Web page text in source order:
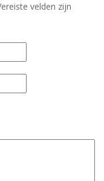
velden zijn